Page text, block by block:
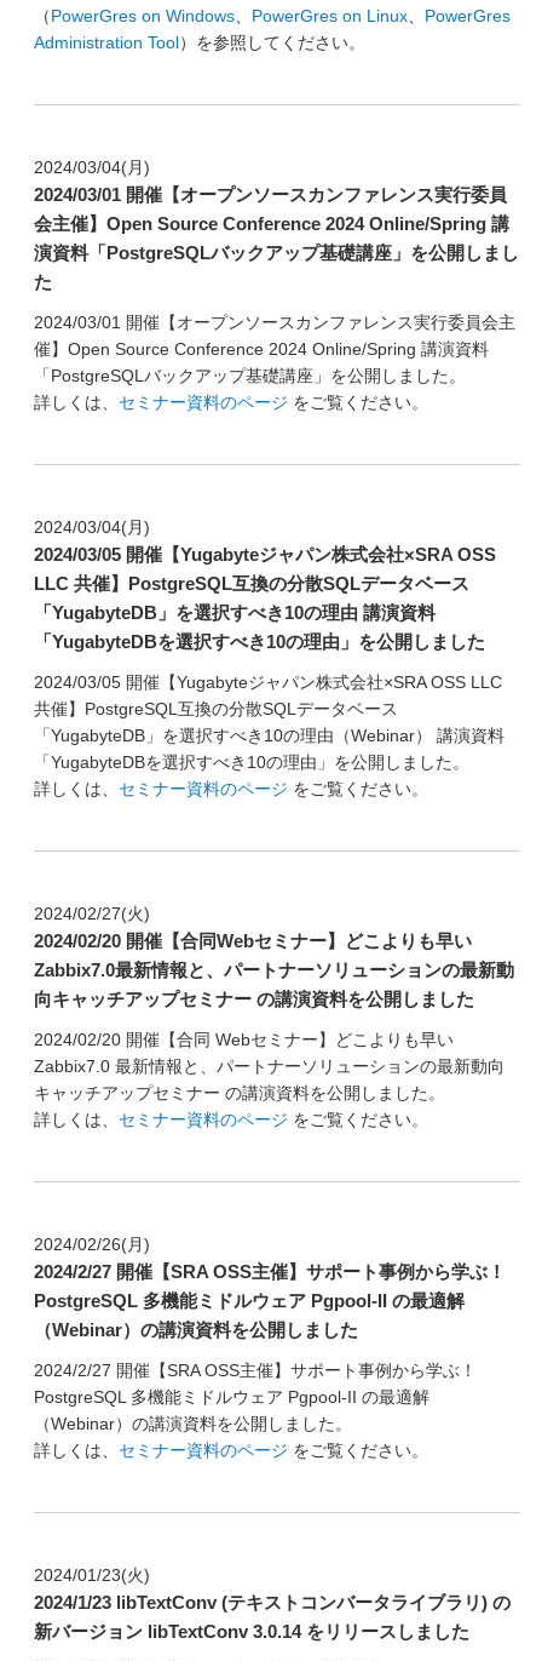
（PowerGres on Windows、 PowerGres on Linux、 PowerGres
Administration Tool）を参照してください。
2024/03/04(月)
2024/03/01 開催【オープンソースカンファレンス実行委員
会主催】Open Source Conference 2024 Online/Spring 講
演資料「PostgreSQLバックアップ基礎講座」を公開しまし
た
2024/03/01 開催【オープンソースカンファレンス実行委員会主
催】Open Source Conference 2024 Online/Spring 講演資料
「PostgreSQLバックアップ基礎講座」を公開しました。
詳しくは、 セミナー資料のページ をご覧ください。
2024/03/04(月)
2024/03/05 開催【Yugabyteジャパン株式会社×SRA OSS
LLC 共催】PostgreSQL互換の分散SQLデータベース
「YugabyteDB」を選択すべき10の理由 講演資料
「YugabyteDBを選択すべき10の理由」を公開しました
2024/03/05 開催【Yugabyteジャパン株式会社×SRA OSS LLC
共催】PostgreSQL互換の分散SQLデータベース
「YugabyteDB」を選択すべき10の理由（Webinar） 講演資料
「YugabyteDBを選択すべき10の理由」を公開しました。
詳しくは、 セミナー資料のページ をご覧ください。
2024/02/27(火)
2024/02/20 開催【合同Webセミナー】どこよりも早い
Zabbix7.0最新情報と、パートナーソリューションの最新動
向キャッチアップセミナー の講演資料を公開しました
2024/02/20 開催【合同 Webセミナー】どこよりも早い
Zabbix7.0 最新情報と、パートナーソリューションの最新動向
キャッチアップセミナー の講演資料を公開しました。
詳しくは、 セミナー資料のページ をご覧ください。
2024/02/26(月)
2024/2/27 開催【SRA OSS主催】サポート事例から学ぶ！
PostgreSQL 多機能ミドルウェア Pgpool-II の最適解
（Webinar）の講演資料を公開しました
2024/2/27 開催【SRA OSS主催】サポート事例から学ぶ！
PostgreSQL 多機能ミドルウェア Pgpool-II の最適解
（Webinar）の講演資料を公開しました。
詳しくは、 セミナー資料のページ をご覧ください。
2024/01/23(火)
2024/1/23 libTextConv (テキストコンバータライブラリ) の
新バージョン libTextConv 3.0.14 をリリースしました